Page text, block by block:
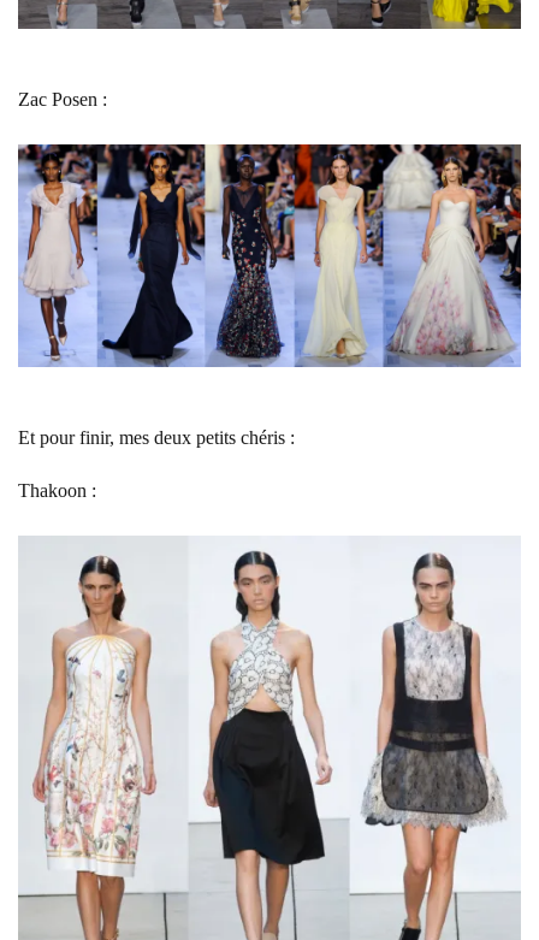
Zac Posen :
Et pour finir, mes deux petits chéris :
Thakoon :